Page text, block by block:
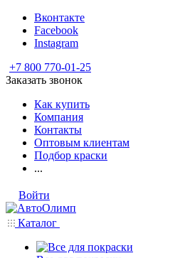
Вконтакте
Facebook
Instagram
+7 800 770-01-25
Заказать звонок
Как купить
Компания
Контакты
Оптовым клиентам
Подбор краски
...
Войти
Каталог